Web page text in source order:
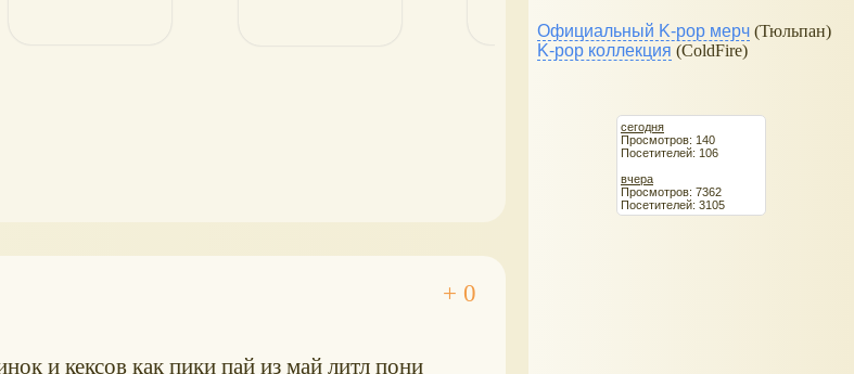
и кексов как пики пай из май литл пони
Официальный K-pop мерч (Тюльпан)
K-pop коллекция (ColdFire)
сегодня
Просмотров: 140
Посетителей: 106
вчера
Просмотров: 7362
Посетителей: 3105